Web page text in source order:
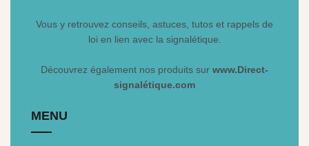
Vous y retrouvez conseils, astuces, tutos et rappels de
loi en lien avec la signalétique.
Découvrez également nos produits sur www.Direct-
signalétique.com
MENU